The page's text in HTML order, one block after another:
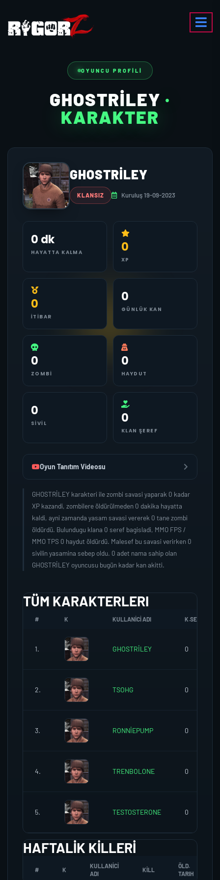
OYUNCU PROFILI
GHOSTRİLEY ·
KARAKTER
GHOSTRİLEY
KLANSIZ Kuruluş 19-09-2023
0 dk
HAYATTA KALMA 0
XP
0
İTIBAR
0
GÜNLÜK KAN
0
ZOMBI
0
HAYDUT
0
SIVIL 0
KLAN ŞEREF
Oyun Tanıtım Videosu
GHOSTRİLEY karakteri ile zombi savasi yaparak 0 kadar
XP kazandi, zombilere öldürülmeden 0 dakika hayatta
kaldi, ayni zamanda yasam savasi vererek 0 tane zombi
öldürdü. Bulundugu klana 0 seref bagisladi, MMO FPS /
MMO TPS 0 haydut öldürdü. Malesef bu savasi verirken 0
sivilin yasamina sebep oldu. 0 adet nama sahip olan
GHOSTRİLEY oyuncusu bugün kadar kan akitti.
TÜM KARAKTERLERI
# K KULLANICI ADI K.SEREFI
1. GHOSTRİLEY 0
2. TSOHG 0
3. RONNİEPUMP 0
4. TRENBOLONE 0
5. TESTOSTERONE 0
HAFTALIK KILLERI
# K
KULLANICI
ADI
KILL
ÖLD.
TARIH